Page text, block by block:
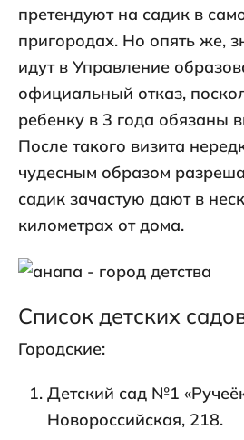
претендуют на садик в
пригородах. Но опять же,
идут в Управление
официальный отказ,
ребенку в 3 года обязаны
После такого визита
чудесным образом
садик зачастую дают в
километрах от дома.
Список детских
Городские:
Детский сад №1
Новороссийская, 218.